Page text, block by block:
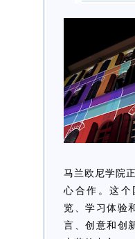
马兰欧尼学院
心合作。这个
览、学习体验
言、创意和创